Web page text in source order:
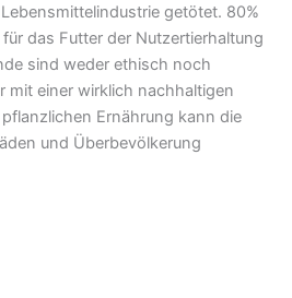
getötet. 80%
das Futter der Nutzertierhaltung
sind weder ethisch noch
mit einer wirklich nachhaltigen
Ernährung kann die
und Überbevölkerung